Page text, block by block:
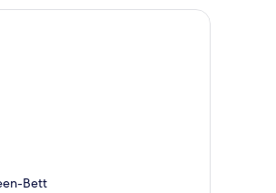
und einem Fernseher.
Ein Hotelzimmer mit zwei Betten, einem
Bett